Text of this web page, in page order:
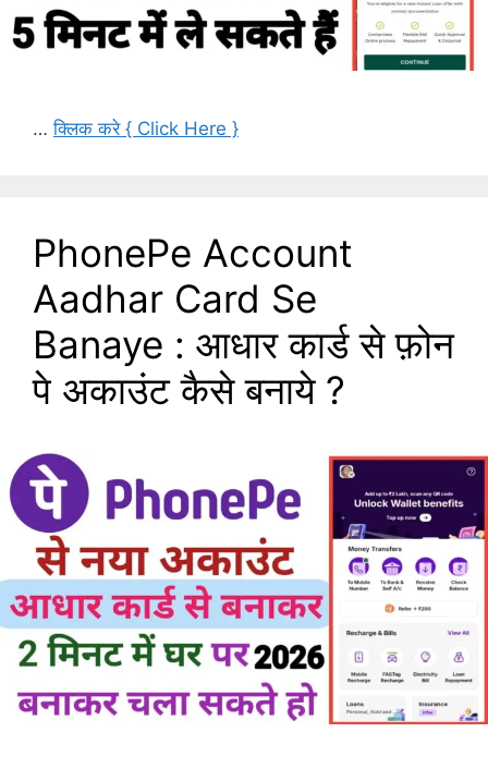
…क्लिक करे { Click Here }
PhonePe Account
Aadhar Card Se
Banaye : आधार कार्ड से फ़ोन
पे अकाउंट कैसे बनाये ?